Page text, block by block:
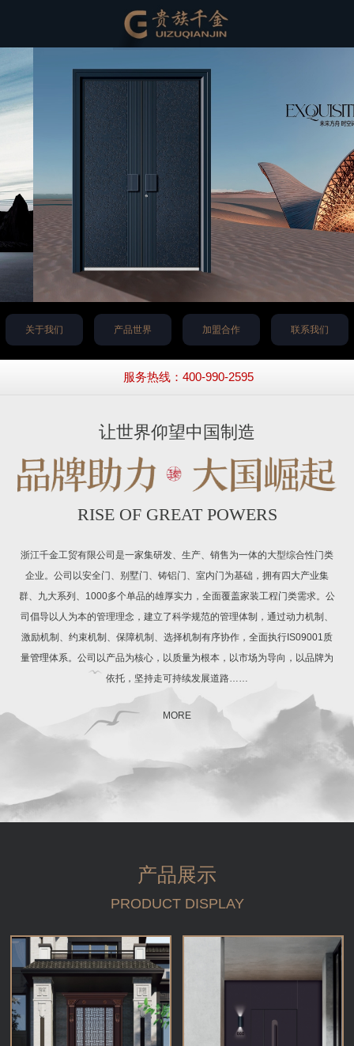
关于我们 产品世界 加盟合作 联系我们
服务热线：400-990-2595
让世界仰望中国制造
RISE OF GREAT POWERS
浙江千金工贸有限公司是一家集研发、生产、销售为一体的大型综合性门类
企业。公司以安全门、别墅门、铸铝门、室内门为基础，拥有四大产业集
群、九大系列、1000多个单品的雄厚实力，全面覆盖家装工程门类需求。公
司倡导以人为本的管理理念，建立了科学规范的管理体制，通过动力机制、
激励机制、约束机制、保障机制、选择机制有序协作，全面执行IS09001质
量管理体系。公司以产品为核心，以质量为根本，以市场为导向，以品牌为
依托，坚持走可持续发展道路……
MORE
产品展示
PRODUCT DISPLAY